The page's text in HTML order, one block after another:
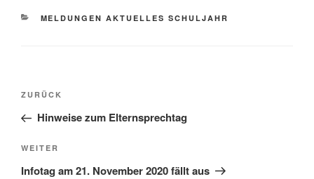
KATEGORIEN
MELDUNGEN AKTUELLES SCHULJAHR
Beitragsnavigation
Vorheriger
Beitrag
ZURÜCK
Hinweise zum Elternsprechtag
Nächster
Beitrag
WEITER
Infotag am 21. November 2020 fällt aus